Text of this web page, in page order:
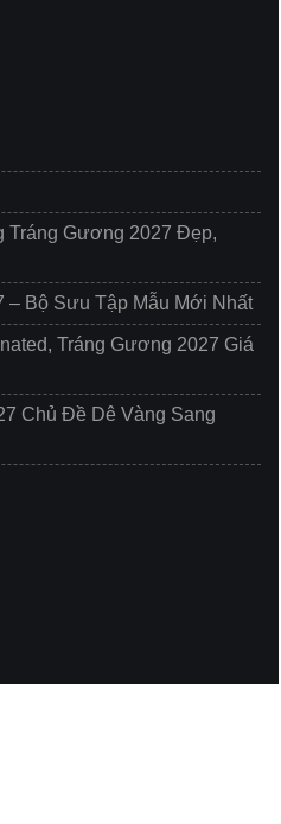
Tráng Gương 2027 Đẹp,
– Bộ Sưu Tập Mẫu Mới Nhất
Tráng Gương 2027 Giá
Chủ Đề Dê Vàng Sang